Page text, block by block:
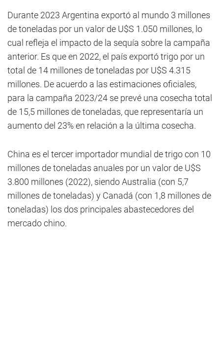
Durante 2023 Argentina exportó al mundo 3 millones
de toneladas por un valor de U$S 1.050 millones, lo
cual refleja el impacto de la sequía sobre la campaña
anterior. Es que en 2022, el país exportó trigo por un
total de 14 millones de toneladas por U$S 4.315
millones. De acuerdo a las estimaciones oficiales,
para la campaña 2023/24 se prevé una cosecha total
de 15,5 millones de toneladas, que representaría un
aumento del 23% en relación a la última cosecha.
China es el tercer importador mundial de trigo con 10
millones de toneladas anuales por un valor de U$S
3.800 millones (2022), siendo Australia (con 5,7
millones de toneladas) y Canadá (con 1,8 millones de
toneladas) los dos principales abastecedores del
mercado chino.